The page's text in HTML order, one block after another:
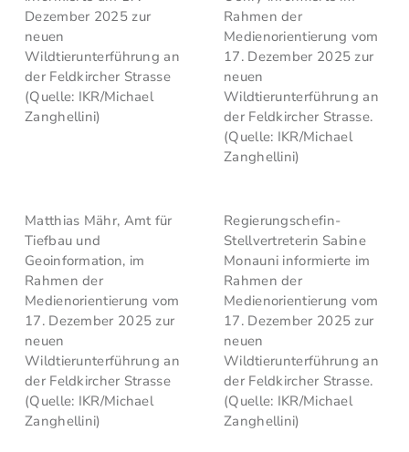
Dezember 2025 zur
neuen
Wildtierunterführung an
der Feldkircher Strasse
(Quelle: IKR/Michael
Zanghellini)
Rahmen der
Medienorientierung vom
17. Dezember 2025 zur
neuen
Wildtierunterführung an
der Feldkircher Strasse.
(Quelle: IKR/Michael
Zanghellini)
Matthias Mähr, Amt für
Tiefbau und
Geoinformation, im
Rahmen der
Medienorientierung vom
17. Dezember 2025 zur
neuen
Wildtierunterführung an
der Feldkircher Strasse
(Quelle: IKR/Michael
Zanghellini)
Regierungschefin-
Stellvertreterin Sabine
Monauni informierte im
Rahmen der
Medienorientierung vom
17. Dezember 2025 zur
neuen
Wildtierunterführung an
der Feldkircher Strasse.
(Quelle: IKR/Michael
Zanghellini)